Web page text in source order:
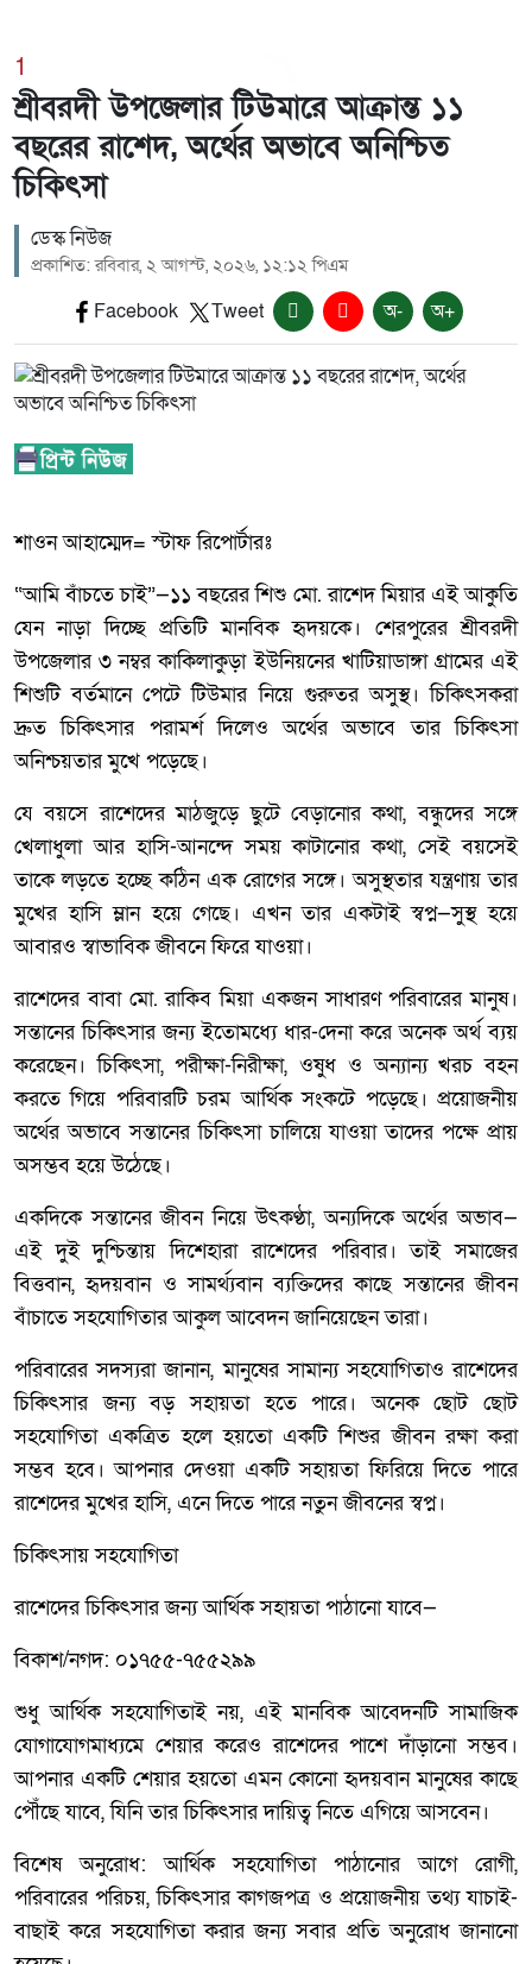
1
শ্রীবরদী উপজেলার টিউমারে আক্রান্ত ১১
বছরের রাশেদ, অর্থের অভাবে অনিশ্চিত
চিকিৎসা
ডেস্ক নিউজ
প্রকাশিত: রবিবার, ২ আগস্ট, ২০২৬, ১২:১২ পিএম
Facebook Tweet অ- অ+
শাওন আহাম্মেদ= স্টাফ রিপোর্টারঃ
“আমি বাঁচতে চাই”—১১ বছরের শিশু মো. রাশেদ মিয়ার এই আকুতি
যেন নাড়া দিচ্ছে প্রতিটি মানবিক হৃদয়কে। শেরপুরের শ্রীবরদী
উপজেলার ৩ নম্বর কাকিলাকুড়া ইউনিয়নের খাটিয়াডাঙ্গা গ্রামের এই
শিশুটি বর্তমানে পেটে টিউমার নিয়ে গুরুতর অসুস্থ। চিকিৎসকরা
দ্রুত চিকিৎসার পরামর্শ দিলেও অর্থের অভাবে তার চিকিৎসা
অনিশ্চয়তার মুখে পড়েছে।
যে বয়সে রাশেদের মাঠজুড়ে ছুটে বেড়ানোর কথা, বন্ধুদের সঙ্গে
খেলাধুলা আর হাসি-আনন্দে সময় কাটানোর কথা, সেই বয়সেই
তাকে লড়তে হচ্ছে কঠিন এক রোগের সঙ্গে। অসুস্থতার যন্ত্রণায় তার
মুখের হাসি ম্লান হয়ে গেছে। এখন তার একটাই স্বপ্ন—সুস্থ হয়ে
আবারও স্বাভাবিক জীবনে ফিরে যাওয়া।
রাশেদের বাবা মো. রাকিব মিয়া একজন সাধারণ পরিবারের মানুষ।
সন্তানের চিকিৎসার জন্য ইতোমধ্যে ধার-দেনা করে অনেক অর্থ ব্যয়
করেছেন। চিকিৎসা, পরীক্ষা-নিরীক্ষা, ওষুধ ও অন্যান্য খরচ বহন
করতে গিয়ে পরিবারটি চরম আর্থিক সংকটে পড়েছে। প্রয়োজনীয়
অর্থের অভাবে সন্তানের চিকিৎসা চালিয়ে যাওয়া তাদের পক্ষে প্রায়
অসম্ভব হয়ে উঠেছে।
একদিকে সন্তানের জীবন নিয়ে উৎকণ্ঠা, অন্যদিকে অর্থের অভাব—
এই দুই দুশ্চিন্তায় দিশেহারা রাশেদের পরিবার। তাই সমাজের
বিত্তবান, হৃদয়বান ও সামর্থ্যবান ব্যক্তিদের কাছে সন্তানের জীবন
বাঁচাতে সহযোগিতার আকুল আবেদন জানিয়েছেন তারা।
পরিবারের সদস্যরা জানান, মানুষের সামান্য সহযোগিতাও রাশেদের
চিকিৎসার জন্য বড় সহায়তা হতে পারে। অনেক ছোট ছোট
সহযোগিতা একত্রিত হলে হয়তো একটি শিশুর জীবন রক্ষা করা
সম্ভব হবে। আপনার দেওয়া একটি সহায়তা ফিরিয়ে দিতে পারে
রাশেদের মুখের হাসি, এনে দিতে পারে নতুন জীবনের স্বপ্ন।
চিকিৎসায় সহযোগিতা
রাশেদের চিকিৎসার জন্য আর্থিক সহায়তা পাঠানো যাবে—
বিকাশ/নগদ: ০১৭৫৫-৭৫৫২৯৯
শুধু আর্থিক সহযোগিতাই নয়, এই মানবিক আবেদনটি সামাজিক
যোগাযোগমাধ্যমে শেয়ার করেও রাশেদের পাশে দাঁড়ানো সম্ভব।
আপনার একটি শেয়ার হয়তো এমন কোনো হৃদয়বান মানুষের কাছে
পৌঁছে যাবে, যিনি তার চিকিৎসার দায়িত্ব নিতে এগিয়ে আসবেন।
বিশেষ অনুরোধ: আর্থিক সহযোগিতা পাঠানোর আগে রোগী,
পরিবারের পরিচয়, চিকিৎসার কাগজপত্র ও প্রয়োজনীয় তথ্য যাচাই-
বাছাই করে সহযোগিতা করার জন্য সবার প্রতি অনুরোধ জানানো